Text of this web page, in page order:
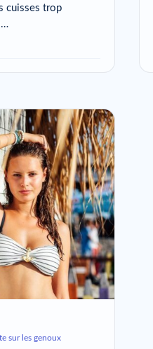
cuisses trop
sur les genoux